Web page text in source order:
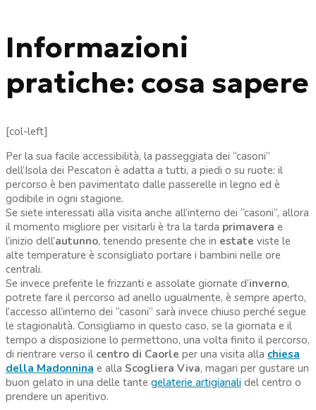
Informazioni
pratiche: cosa sapere
[col-left]
Per la sua facile accessibilità, la passeggiata dei “casoni”
dell’Isola dei Pescatori è adatta a tutti, a piedi o su ruote: il
percorso è ben pavimentato dalle passerelle in legno ed è
godibile in ogni stagione.
Se siete interessati alla visita anche all’interno dei “casoni”, allora
il momento migliore per visitarli è tra la tarda primavera e
l’inizio dell’autunno, tenendo presente che in estate viste le
alte temperature è sconsigliato portare i bambini nelle ore
centrali.
Se invece preferite le frizzanti e assolate giornate d’inverno,
potrete fare il percorso ad anello ugualmente, è sempre aperto,
l’accesso all’interno dei “casoni” sarà invece chiuso perché segue
le stagionalità. Consigliamo in questo caso, se la giornata e il
tempo a disposizione lo permettono, una volta finito il percorso,
di rientrare verso il centro di Caorle per una visita alla chiesa
della Madonnina e alla Scogliera Viva, magari per gustare un
buon gelato in una delle tante gelaterie artigianali del centro o
prendere un aperitivo.